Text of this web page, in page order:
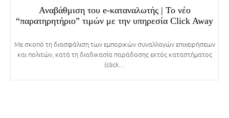
Αναβάθμιση του e-καταναλωτής | Το νέο
“παρατηρητήριο” τιμών με την υπηρεσία Click Away
Με σκοπό τη διασφάλιση των εμπορικών συναλλαγών επιχειρήσεων
και πολιτών, κατά τη διαδικασία παράδοσης εκτός καταστήματος
(click…